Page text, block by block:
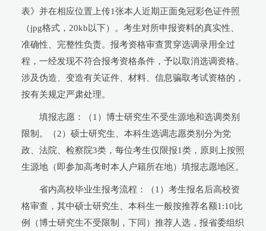
表》并在相应位置上传1张本人近期正面免冠彩色证件照
（jpg格式，20kb以下）。考生对所申报资料的真实性、
准确性、完整性负责。报考资格审查贯穿选调录用全过
程，一经发现不符合报考资格条件，予以取消选调资格。
涉及伪造、变造有关证件、材料、信息骗取考试资格的，
按有关规定严肃处理。
填报志愿：（1）博士研究生不受生源地和选调类别
限制。（2）硕士研究生、本科生选调志愿类别分为党
政、法院、检察院3类，每位考生仅限报1类，原则上按照
生源地（即参加高考时本人户籍所在地）填报志愿地区。
省内高校毕业生报考流程：（1）考生报名后高校资
格审查，其中硕士研究生、本科生一般按推荐名额1:10比
例（博士研究生不受限制，下同）推荐人选，报省委组织